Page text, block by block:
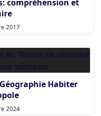
compréhension et
2017
Habiter
2024